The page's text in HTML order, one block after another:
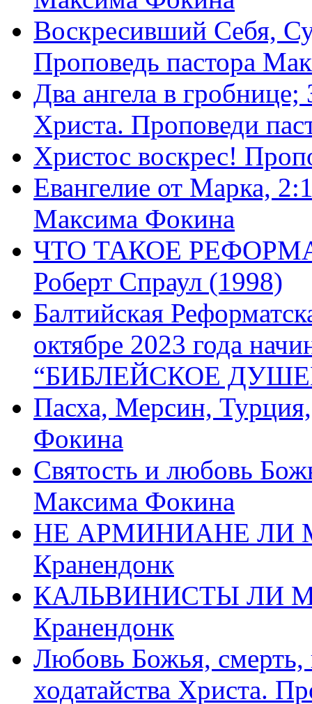
Воскресивший Себя,
Проповедь пастора
Два ангела в
Христа. Проповеди
Христос воскрес!
Евангелие от Марка,
Максима Фокина
ЧТО ТАКОЕ
Роберт Спраул (1998)
Балтийская
октябре 2023 года
“БИБЛЕЙСКОЕ
Пасха, Мерсин,
Фокина
Святость и любовь
Максима Фокина
НЕ АРМИНИАНЕ ЛИ
Кранендонк
КАЛЬВИНИСТЫ ЛИ
Кранендонк
Любовь Божья, смерть,
ходатайства Христа.